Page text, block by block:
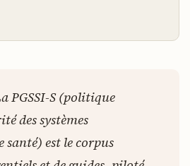
PGSSI-S (politique
des systèmes
est le corpus